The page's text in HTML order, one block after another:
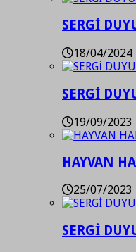
SERGİ
18/04/2024
SERGİ
19/09/2023
HAYVAN
25/07/2023
SERGİ